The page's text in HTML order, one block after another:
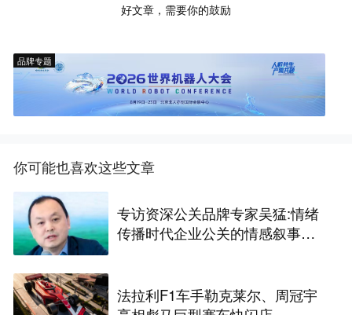
好文章，需要你的鼓励
品牌专题
你可能也喜欢这些文章
专访资深公关品牌专家吴猛:情绪
传播时代企业公关的情感叙事与
法拉利F1车手勒克莱尔、周冠宇